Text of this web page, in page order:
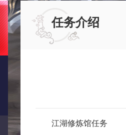
任务介绍
江湖修炼馆任务